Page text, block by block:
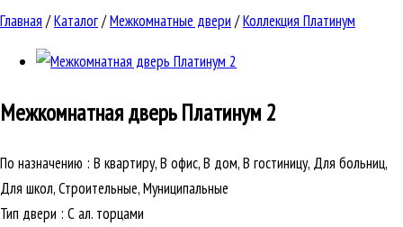
Главная /Каталог/Межкомнатные двери /Коллекция Платинум
Межкомнатная дверь Платинум 2
По назначению : В квартиру, В офис, В дом, В гостиницу, Для больниц,
Для школ, Строительные, Муниципальные
Тип двери : С ал. торцами